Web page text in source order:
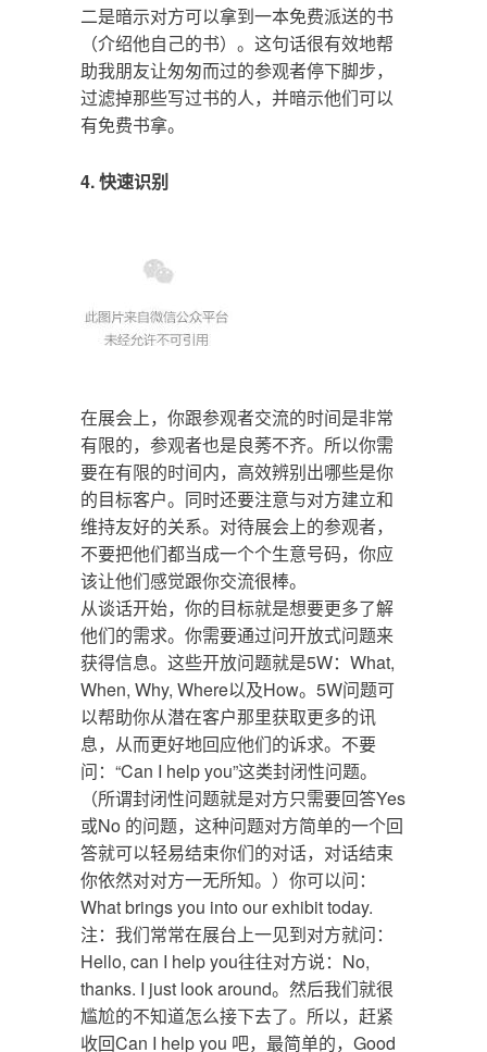
二是暗示对方可以拿到一本免费派送的书
（介绍他自己的书）。这句话很有效地帮
助我朋友让匆匆而过的参观者停下脚步，
过滤掉那些写过书的人，并暗示他们可以
有免费书拿。
4. 快速识别
在展会上，你跟参观者交流的时间是非常
有限的，参观者也是良莠不齐。所以你需
要在有限的时间内，高效辨别出哪些是你
的目标客户。同时还要注意与对方建立和
维持友好的关系。对待展会上的参观者，
不要把他们都当成一个个生意号码，你应
该让他们感觉跟你交流很棒。
从谈话开始，你的目标就是想要更多了解
他们的需求。你需要通过问开放式问题来
获得信息。这些开放问题就是5W：What,
When, Why, Where以及How。5W问题可
以帮助你从潜在客户那里获取更多的讯
息，从而更好地回应他们的诉求。不要
问：“Can I help you”这类封闭性问题。
（所谓封闭性问题就是对方只需要回答Yes
或No 的问题，这种问题对方简单的一个回
答就可以轻易结束你们的对话，对话结束
你依然对对方一无所知。）你可以问：
What brings you into our exhibit today.
注：我们常常在展台上一见到对方就问：
Hello, can I help you往往对方说：No,
thanks. I just look around。然后我们就很
尴尬的不知道怎么接下去了。所以，赶紧
收回Can I help you 吧，最简单的，Good